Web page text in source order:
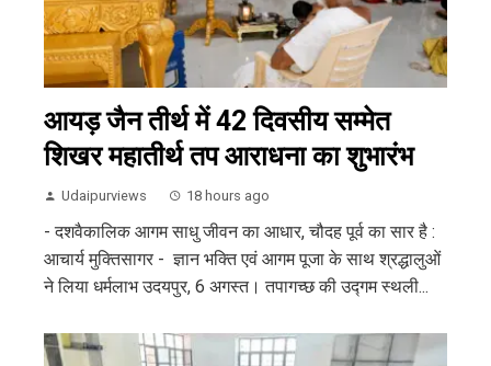
आयड़ जैन तीर्थ में 42 दिवसीय सम्मेत
शिखर महातीर्थ तप आराधना का शुभारंभ
Udaipurviews 18 hours ago
- दशवैकालिक आगम साधु जीवन का आधार, चौदह पूर्व का सार है :
आचार्य मुक्तिसागर - ज्ञान भक्ति एवं आगम पूजा के साथ श्रद्धालुओं
ने लिया धर्मलाभ उदयपुर, 6 अगस्त। तपागच्छ की उद्गम स्थली...